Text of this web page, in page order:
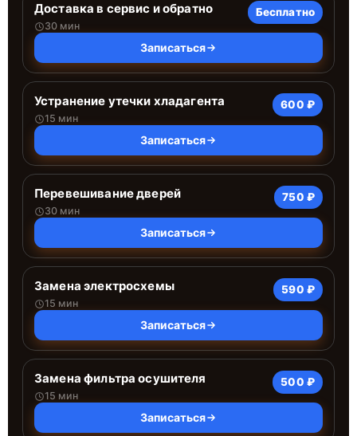
Доставка в сервис и обратно
30 мин
Бесплатно
Записаться
Устранение утечки хладагента
15 мин
600 ₽
Записаться
Перевешивание дверей
30 мин
750 ₽
Записаться
Замена электросхемы
15 мин
590 ₽
Записаться
Замена фильтра осушителя
15 мин
500 ₽
Записаться